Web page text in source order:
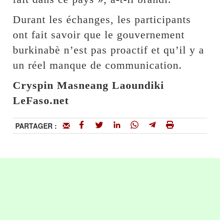
Durant les échanges, les participants
ont fait savoir que le gouvernement
burkinabè n’est pas proactif et qu’il y a
un réel manque de communication.
Cryspin Masneang Laoundiki
LeFaso.net
PARTAGER :